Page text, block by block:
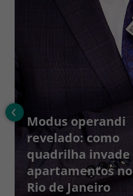
Modus operandi
revelado: como
quadrilha invade
apartamentos no
Rio de Janeiro
‹